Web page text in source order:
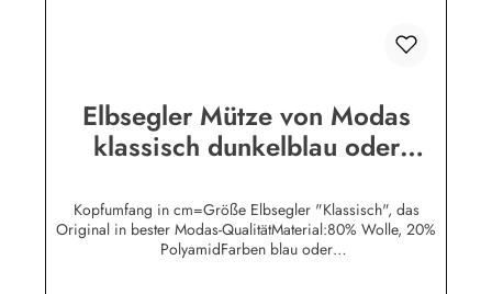
Elbsegler Mütze von Modas
klassisch dunkelblau oder
Kopfumfang in cm=Größe Elbsegler "Klassisch", das
Original in bester Modas-QualitätMaterial:80% Wolle, 20%
PolyamidFarben blau oder